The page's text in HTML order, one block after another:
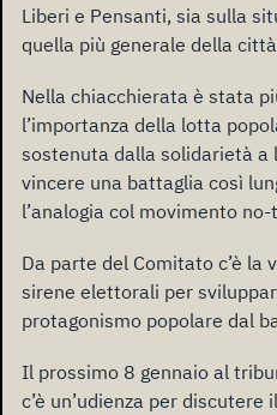
Liberi e Pensanti, sia sulla
quella più generale della
Nella chiacchierata è stata
l’importanza della lotta
sostenuta dalla solidarietà a
vincere una battaglia così
l’analogia col movimento
Da parte del Comitato c’è la
sirene elettorali per
protagonismo popolare dal
Il prossimo 8 gennaio al
c’è un’udienza per